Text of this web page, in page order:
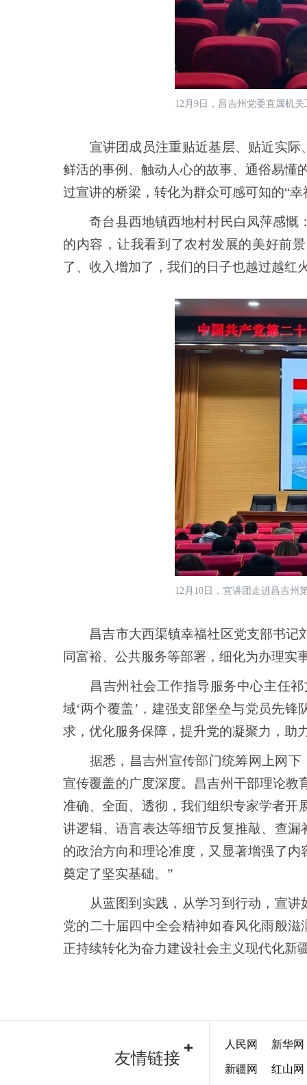
12月9日，昌吉州党委直属机
宣讲团成员注重贴近基层、贴近实际
鲜活的事例、触动人心的故事、通俗易懂
过宣讲的桥梁，转化为群众可感可知的“幸
奇台县西地镇西地村村民白凤萍感慨
的内容，让我看到了农村发展的美好前
了、收入增加了，我们的日子也越过越红
12月10日，宣讲团走进昌吉州
昌吉市大西渠镇幸福社区党支部书记
同富裕、公共服务等部署，细化为办理实
昌吉州社会工作指导服务中心主任祁
域‘两个覆盖’，建强支部堡垒与党员先
求，优化服务保障，提升党的凝聚力，助
据悉，昌吉州宣传部门统筹网上网下
宣传覆盖的广度深度。昌吉州干部理论教
准确、全面、透彻，我们组织专家学者开
讲逻辑、语言表达等细节反复推敲、查
的政治方向和理论准度，又显著增强了
奠定了坚实基础。”
从蓝图到实践，从学习到行动，宣讲
党的二十届四中全会精神如春风化雨般
正持续转化为奋力建设社会主义现代化新
友情链接
人民网 新华网
新疆网 红山网